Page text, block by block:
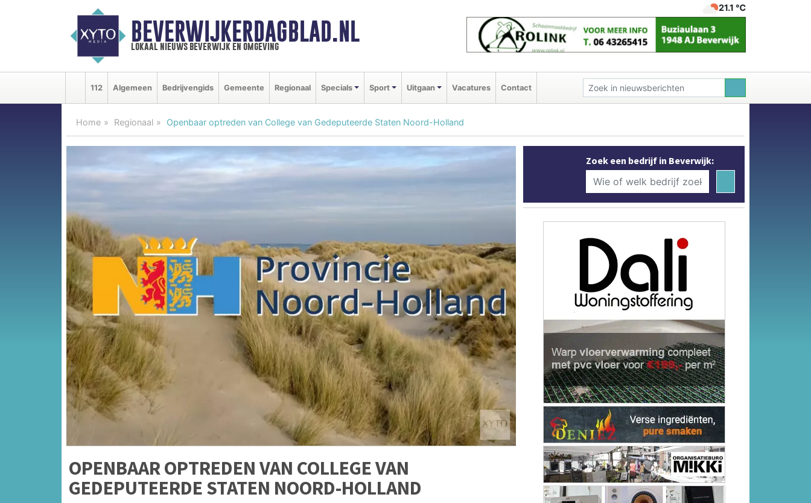
BEVERWIJKERDAGBLAD.NL
lokaal nieuws beverwijk en omgeving
21.1 ℃
112 Algemeen Bedrijvengids Gemeente Regionaal Specials Sport Uitgaan Vacatures Contact
Home Regionaal Openbaar optreden van College van Gedeputeerde Staten Noord-Holland
OPENBAAR OPTREDEN VAN COLLEGE VAN
GEDEPUTEERDE STATEN NOORD-HOLLAND
Zoek een bedrijf in Beverwijk: